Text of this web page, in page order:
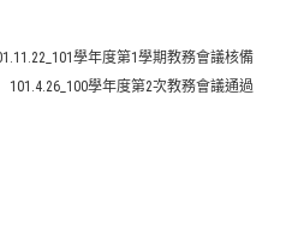
學年度第1學期教務會議核備
101.4.26_100學年度第2次教務會議通過